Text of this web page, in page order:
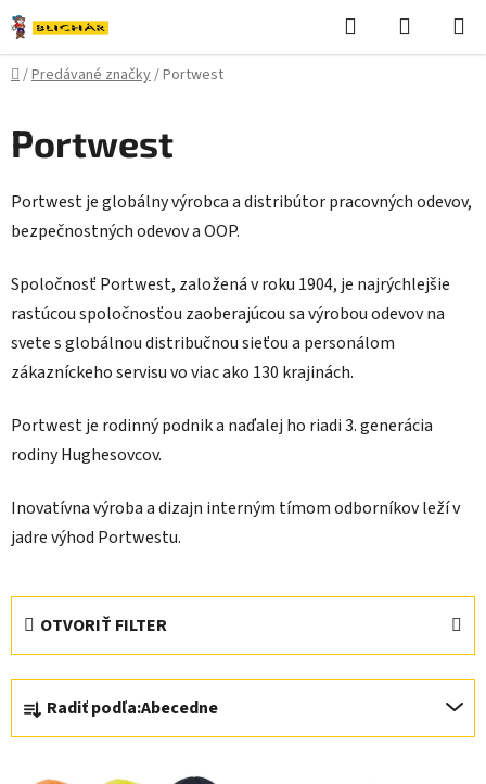
Prejsť
na
obsah
Hľadať
KOŠÍK
Domov
/Predávané značky/Portwest
Portwest
Portwest je globálny výrobca a distribútor pracovných odevov,
bezpečnostných odevov a OOP.
Spoločnosť Portwest, založená v roku 1904, je najrýchlejšie
rastúcou spoločnosťou zaoberajúcou sa výrobou odevov na
svete s globálnou distribučnou sieťou a personálom
zákazníckeho servisu vo viac ako 130 krajinách.
Portwest je rodinný podnik a naďalej ho riadi 3. generácia
rodiny Hughesovcov.
Inovatívna výroba a dizajn interným tímom odborníkov leží v
jadre výhod Portwestu.
OTVORIŤ FILTER
R
a
d
Radiť podľa:Abecedne